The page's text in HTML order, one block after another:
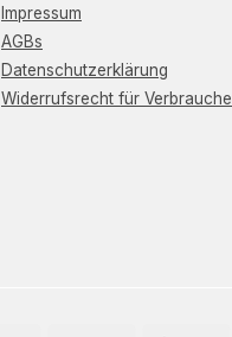
Impressum
AGBs
Datenschutzerklärung
Widerrufsrecht für